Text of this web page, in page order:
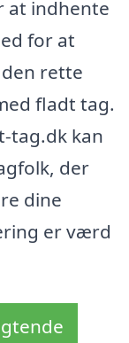
at indhente
for at
rette
fladt tag.
tag.dk kan
der
dine
er værd